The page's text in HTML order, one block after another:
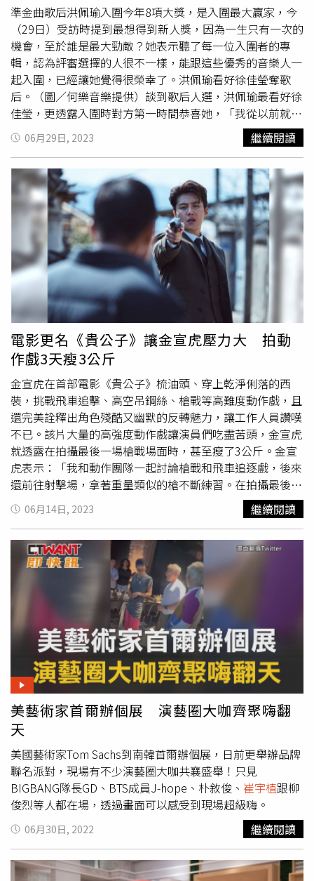
油氣大叔味，展顯自然清潔感魅力。（圖／品牌提供）還有
慕斯、髮膠、噴霧等多款造型髮品，採用胺基酸配方可以讓
男生上了年紀後易扁塌的髮絲更豐盈有彈性，在家就能解鎖
沙龍級髮型。（圖／品牌提供）至於男生的臉部保養，不用
想的太複雜，做好「保濕」就對了，一罐好用的補水精華就
可以讓你的臉蛋免於出現乾燥粗糙的窘境，只要是輕盈好吸
收質地，完全不必擔心買回來會不想用，還可以跟女朋友一
起保養一起變漂亮。CeraVe適樂膚的水光B5玻尿酸修護精
華，主打具備敏感修護及長效保濕力，更重要的是質地輕盈
絲滑一抹化水清爽不黏膩，男生接受度都很高。（圖／品牌
提供）後續可再加乘搭配一樣好好用的「全效超級修護乳」
鎖水穩膚，簡單2步驟搞定肌膚缺水問題。（圖／品牌提
供）
準金曲歌后洪佩瑜入圍今年8項大獎，是入圍最大贏家，今
（29日）受訪時提到最想得到新人獎，因為一生只有一次的
機會，至於誰是最大勁敵？她表示聽了每一位入圍者的專
輯，認為評審選擇的人很不一樣，能跟這些優秀的音樂人一
起入圍，已經讓她覺得很榮幸了。洪佩瑜看好徐佳瑩奪歌
后。（圖／何樂音樂提供）談到歌后人選，洪佩瑜最看好徐
佳瑩，更透露入圍時對方第一時間恭喜她，「我從以前就是
聽她的歌，一路感受到她創作的改變。」入圍8項大獎的她
也準備了8個版本的得獎感言，而且為了避免緊張，這幾天
盡量不去想與金曲有關的事情，想把緊張感留到典禮當天。
洪佩瑜也預告戰袍辣度，「我自己覺得是辣的，有很多細
節，肌膚露出比例大概30％，可以期待一下。」並會帶藍瑪
瑙水晶當幸運物，先前小巡迴時她也帶在身上，認為會讓她
思緒清晰，能夠好好說話。近期演藝圈性騷風波未平，洪佩
瑜很幸運沒遇過類似的事情，不過身邊的人曾經遇到，本身
學跳舞的她表示練習過程難免會別人有肢體接觸，以前老師
就提醒他們，若是覺得不舒服就要說出口，「這是一個保護
機制，當下就清楚表達完，不講的話，那個（疙瘩）會一直
留在心裡，尤其是跳舞，碰到的機率很多，越快處理，越冷
靜去解釋，彼此達到共識，就是最舒服的狀態。」洪佩瑜準
備了8個版本的得獎感言。（圖／何樂音樂提供）由於等10
年才推出第一張專輯，洪佩瑜笑說新作品應該不會等這麼
久，但會先將已經安排的工作努力做好；雖然事業運大開，
但她的感情路還沒有新消息，透露已經空窗一段時間，但因
為工作忙碌，所以一切都交給緣分，至於理想型，她表示欣
賞專注的男人，喜歡的外貌則是偏向韓國演員崔宇植 那一類
型。
06月29日, 2023 繼續閱讀
電影更名《貴公子》讓金宣虎壓力大 拍動
作戲3天瘦3公斤
金宣虎在首部電影《貴公子》梳油頭、穿上乾淨俐落的西
裝，挑戰飛車追擊、高空吊鋼絲、槍戰等高難度動作戲，且
還完美詮釋出角色殘酷又幽默的反轉魅力，讓工作人員讚嘆
不已。該片大量的高強度動作戲讓演員們吃盡苦頭，金宣虎
就透露在拍攝最後一場槍戰場面時，甚至瘦了3公斤。金宣
虎表示：「我和動作團隊一起討論槍戰和飛車追逐戲，後來
還前往射擊場，拿著重量類似的槍不斷練習。在拍攝最後那
場槍戰戲時，花了3天的時間，瘦了3公斤左右。因為是很激
烈的動作場面，在狹窄的空間內必須彼此配合，聽從導演事
前的指導後，邊流汗邊拍攝，體重也就減輕了。後來看到成
品時覺得很自然帥氣，真的很感謝製作團隊。」電影原本的
片名為《悲傷熱帶》，在換成金宣虎所扮演的角色名「貴公
子」後，他坦承有點負擔，「其實當時到了拍攝現場，聽到
片名要換成『貴公子』時，覺得有點緊張，也感到肩膀有點
壓力，但在拍攝時身為本作其中一員的我已竭盡全力了」。
金宣虎向臺灣觀眾問好。（圖／車庫提供）導演朴勳正之前
的作品《魔女首部曲：誕生》中，也出現了由崔宇植飾演的
「貴公子」一角，對此導演表示：「《魔女首部曲》中的
『貴公子』和本作的『貴公子』毫無關聯，沒有任何關係。
但可能因為我很喜歡這種乾淨俐落的瘋子角色，所以才會又
打造了名為『貴公子』的人物。」而《貴公子》的故事發展
也讓媒體十分期待是否會像《魔女》一樣發展出系列作，對
此朴勳正導演透露：「我們在拍攝本作時，也有討論關於續
集的事，覺得這是部以人物為主的作品，若條件允許似乎就
能繼續拍下去，只要我跟宣虎沒鬧翻的話，應該就能繼續下
去吧。」《貴公子》6月21日（週三）在台上映。
06月14日, 2023 繼續閱讀
美藝術家首爾辦個展 演藝圈大咖齊聚嗨翻
天
美國藝術家Tom Sachs到南韓首爾辦個展，日前更舉辦品牌
聯名派對，現場有不少演藝圈大咖共襄盛舉！只見
BIGBANG隊長GD、BTS成員J-hope、朴敘俊、 崔宇植跟柳
俊烈等人都在場，透過畫面可以感受到現場超級嗨。
06月30日, 2022 繼續閱讀